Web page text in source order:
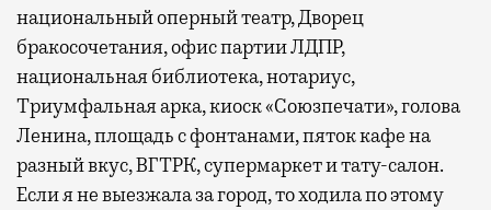
национальный оперный театр, Дворец
бракосочетания, офис партии ЛДПР,
национальная библиотека, нотариус,
Триумфальная арка, киоск «Союзпечати», голова
Ленина, площадь с фонтанами, пяток кафе на
разный вкус, ВГТРК, супермаркет и тату-салон.
Если я не выезжала за город, то ходила по этому